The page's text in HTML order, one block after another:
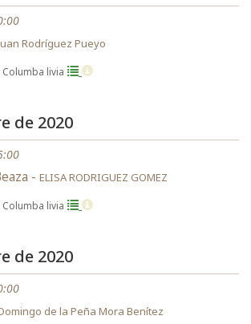
Rodríguez Pueyo
Columba livia
de 2020
- ELISA RODRIGUEZ GOMEZ
Columba livia
de 2020
de la Peña Mora Benítez